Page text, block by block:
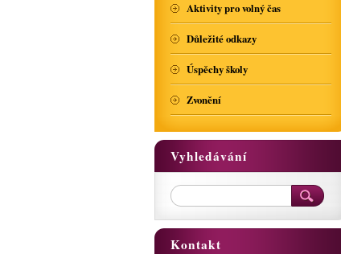
Aktivity pro volný čas
Důležité odkazy
Úspěchy školy
Zvonění
Vyhledávání
Kontakt